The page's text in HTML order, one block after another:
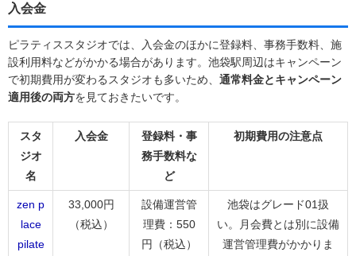
入会金
ピラティススタジオでは、入会金のほかに登録料、事務手数料、施
設利用料などがかかる場合があります。池袋駅周辺はキャンペーン
で初期費用が変わるスタジオも多いため、 通常料金とキャンペーン
適用後の両方を見ておきたいです。
スタ
ジオ
名
入会金
登録料・事
務手数料な
ど
初期費用の注意点
zen p
lace
pilate
33,000円
（税込）
設備運営管
理費：550
円（税込）
池袋はグレード01扱
い。月会費とは別に設備
運営管理費がかかりま